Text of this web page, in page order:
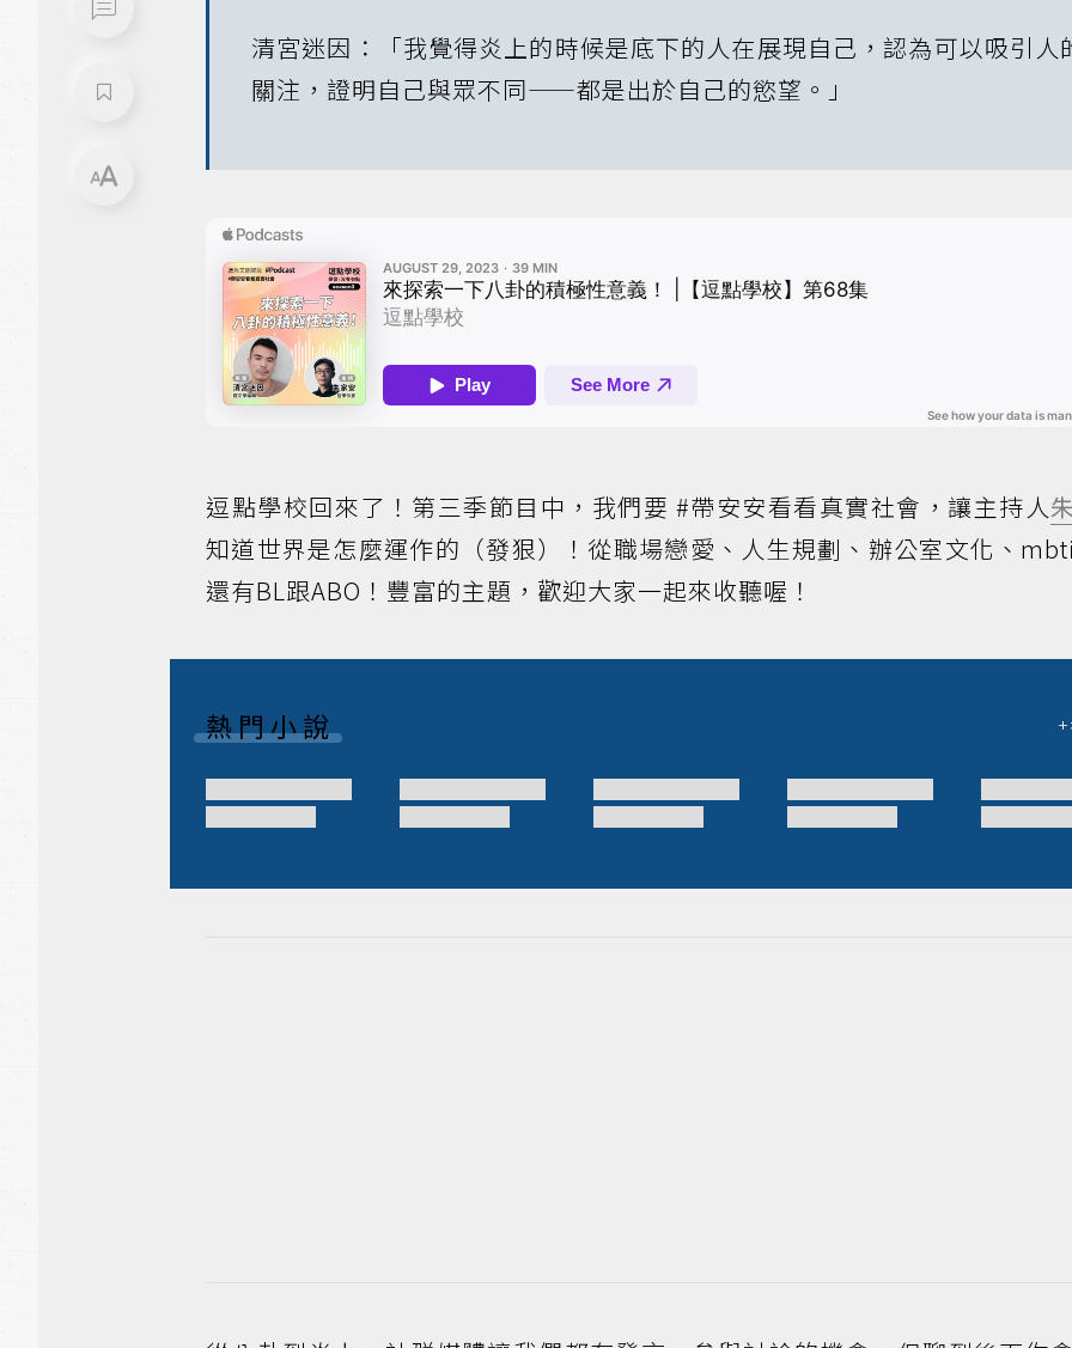
清宮迷因：「我覺得炎上的時候是底下的人在展現自己，認為可以吸引人
關注，證明自己與眾不同——都是出於自己的慾望。」
逗點學校回來了！第三季節目中，我們要 #帶安安看看真實社會，讓主持人
知道世界是怎麼運作的（發狠）！從職場戀愛、人生規劃、辦公室文化、
還有BL跟ABO！豐富的主題，歡迎大家一起來收聽喔！
熱門小說